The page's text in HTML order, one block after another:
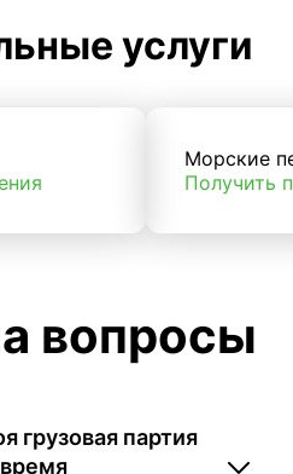
услуги
Морские
Получить
вопросы
грузовая партия